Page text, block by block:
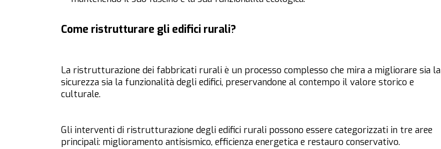
Come ristrutturare gli edifici rurali?
La ristrutturazione dei fabbricati rurali è un processo complesso che mira a migliorare sia la
sicurezza sia la funzionalità degli edifici, preservandone al contempo il valore storico e
culturale.
Gli interventi di ristrutturazione degli edifici rurali possono essere categorizzati in tre aree
principali: miglioramento antisismico, efficienza energetica e restauro conservativo.